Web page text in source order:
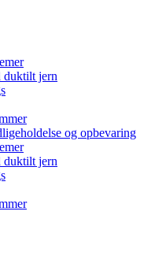
duktilt jern
og opbevaring
duktilt jern